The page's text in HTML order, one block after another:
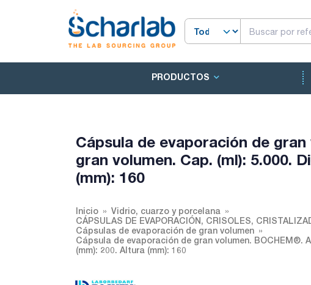
PRODUCTOS
Cápsula de evaporación de
gran volumen. Cap. (ml): 5.000.
(mm): 160
Inicio
Vidrio, cuarzo y porcelana
CÁPSULAS DE EVAPORACIÓN, CRISOLES,
Cápsulas de evaporación de gran volumen
Cápsula de evaporación de gran volumen. BOCHEM®.
(mm): 200. Altura (mm): 160